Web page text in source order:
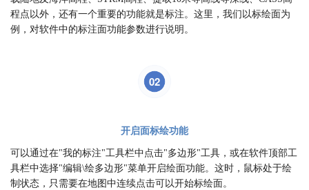
程点以外，还有一个重要的功能就是标注。这里，我们以标绘面为
例，对软件中的标注面功能参数进行说明。
02
开启面标绘功能
可以通过在"我的标注"工具栏中点击"多边形"工具，或在软件顶部工
具栏中选择"编辑\绘多边形"菜单开启绘面功能。这时，鼠标处于绘
制状态，只需要在地图中连续点击可以开始标绘面。